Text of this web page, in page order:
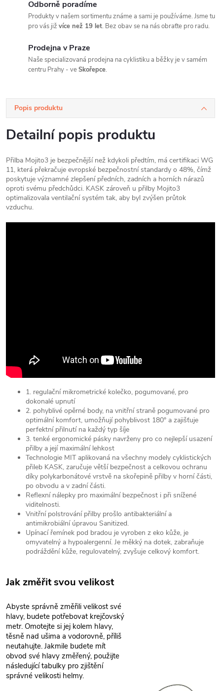
Odborně poradíme
Produkty v našem sortimentu známe a sami je používáme. Jsme tu
pro vás již více než 19 let. Bez obav se na nás obraťte pro radu.
Prodejna v Praze
Naše specializovaná prodejna na cyklistiku a běžky je v samém
centru Prahy - veSkořepce.
Popis produktu
Detailní popis produktu
Přilba Mojito3 je bezpečnější než kdykoli předtím, má certifikaci WG
11, která překračuje evropské bezpečnostní standardy o 48%, čímž
poskytuje významné zlepšení předních, zadních a horních nárazů
oproti svému předchůdci. KASK zároveň u přilby Mojito3
optimalizovala ventilační systém tak, aby byl zvýšen průtok
vzduchu.
1. regulační mikrometrické kolečko, pogumované, pro
dokonalé upnutí
2. pohyblivé opěrné body, na vnitřní straně pogumované pro
optimální komfort, umožňují pohyblivost 180° a zajišťuje
perfektní přilnutí na každý typ šíje
3. tenké ergonomické pásky navrženy pro co nejlepší usazení
přilby a její maximální lehkost
Technologie MIT aplikovaná na všechny modely cyklistických
přileb KASK, zaručuje větší bezpečnost a celkovou ochranu
díky polykarbonátové vrstvě na skořepině přilby v horní části,
po obvodu a v zadní části.
Reflexní nálepky pro maximální bezpečnost i při snížené
viditelnosti.
Vnitřní polstrování přilby prošlo antibakteriální a
antimikrobiální úpravou Sanitized.
Upínací řemínek pod bradou je vyroben z eko kůže, je
omyvatelný a hypoalergenní. Je měkký na dotek, zabraňuje
podráždění kůže, regulovatelný, zvyšuje celkový komfort.
Jak změřit svou velikost
Abyste správně změřili velikost své
hlavy, budete potřebovat krejčovský
metr. Omotejte si jej kolem hlavy,
těsně nad ušima a vodorovně, příliš
neutahujte. Jakmile budete mít
obvod své hlavy změřený, použijte
následující tabulky pro zjištění
správné velikosti helmy.